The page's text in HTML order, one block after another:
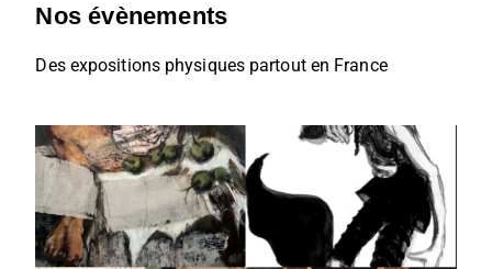
Nos évènements
Des expositions physiques partout en France